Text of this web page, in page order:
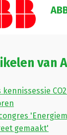
van
kennissessie
gemaakt'